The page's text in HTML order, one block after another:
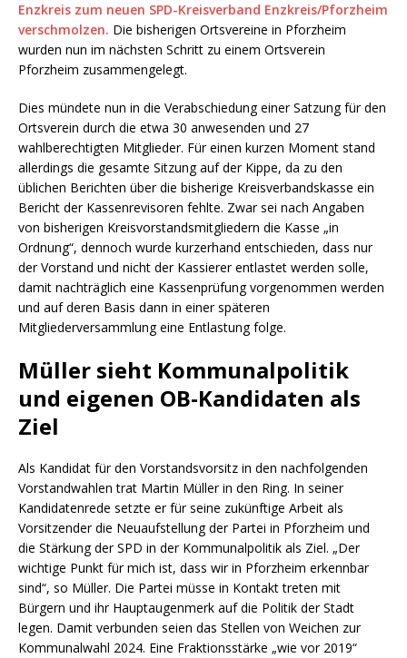
Enzkreis zum neuen SPD-Kreisverband Enzkreis/Pforzheim
verschmolzen. Die bisherigen Ortsvereine in Pforzheim
wurden nun im nächsten Schritt zu einem Ortsverein
Pforzheim zusammengelegt.
Dies mündete nun in die Verabschiedung einer Satzung für den
Ortsverein durch die etwa 30 anwesenden und 27
wahlberechtigten Mitglieder. Für einen kurzen Moment stand
allerdings die gesamte Sitzung auf der Kippe, da zu den
üblichen Berichten über die bisherige Kreisverbandskasse ein
Bericht der Kassenrevisoren fehlte. Zwar sei nach Angaben
von bisherigen Kreisvorstandsmitgliedern die Kasse „in
Ordnung“, dennoch wurde kurzerhand entschieden, dass nur
der Vorstand und nicht der Kassierer entlastet werden solle,
damit nachträglich eine Kassenprüfung vorgenommen werden
und auf deren Basis dann in einer späteren
Mitgliederversammlung eine Entlastung folge.
Müller sieht Kommunalpolitik
und eigenen OB-Kandidaten als
Ziel
Als Kandidat für den Vorstandsvorsitz in den nachfolgenden
Vorstandwahlen trat Martin Müller in den Ring. In seiner
Kandidatenrede setzte er für seine zukünftige Arbeit als
Vorsitzender die Neuaufstellung der Partei in Pforzheim und
die Stärkung der SPD in der Kommunalpolitik als Ziel. „Der
wichtige Punkt für mich ist, dass wir in Pforzheim erkennbar
sind“, so Müller. Die Partei müsse in Kontakt treten mit
Bürgern und ihr Hauptaugenmerk auf die Politik der Stadt
legen. Damit verbunden seien das Stellen von Weichen zur
Kommunalwahl 2024. Eine Fraktionsstärke „wie vor 2019“